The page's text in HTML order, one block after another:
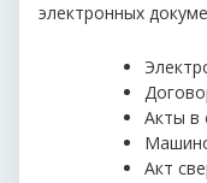
электронных
Акты в
Акт